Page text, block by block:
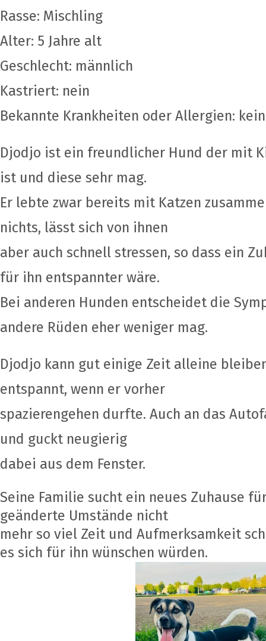
Rasse: Mischling
Alter: 5 Jahre alt
Geschlecht: männlich
Kastriert: nein
Bekannte Krankheiten oder Allergien:
Djodjo ist ein freundlicher Hund der mit
ist und diese sehr mag.
Er lebte zwar bereits mit Katzen
nichts, lässt sich von ihnen
aber auch schnell stressen, so dass ein
für ihn entspannter wäre.
Bei anderen Hunden entscheidet die
andere Rüden eher weniger mag.
Djodjo kann gut einige Zeit alleine
entspannt, wenn er vorher
spazierengehen durfte. Auch an das
und guckt neugierig
dabei aus dem Fenster.
Seine Familie sucht ein neues Zuhause
geänderte Umstände nicht
mehr so viel Zeit und Aufmerksamkeit
es sich für ihn wünschen würden.